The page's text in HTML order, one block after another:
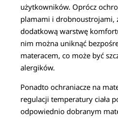
użytkowników. Oprócz
plamami i drobnoustrojami,
dodatkową warstwę
nim można uniknąć
materacem, co może być
alergików.
Ponadto ochraniacze na
regulacji temperatury ciała
odpowiednio dobranym